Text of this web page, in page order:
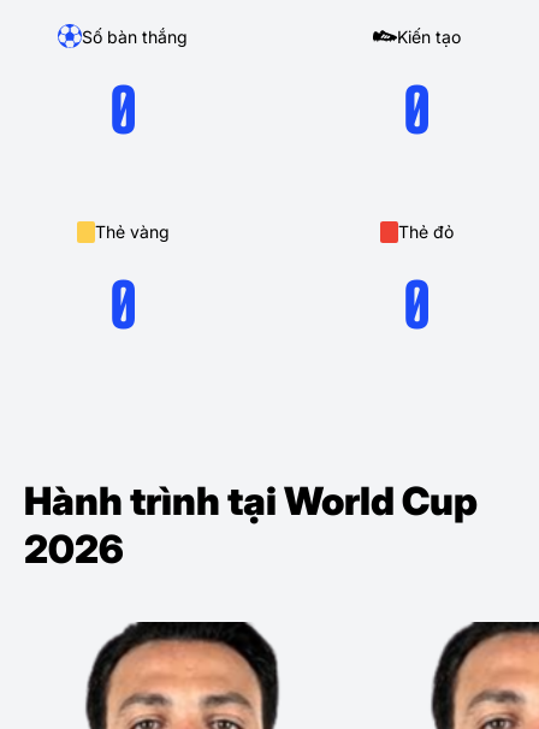
Số bàn thắng
0
Kiến tạo
0
Thẻ vàng
0
Thẻ đỏ
0
Hành trình tại World Cup
2026